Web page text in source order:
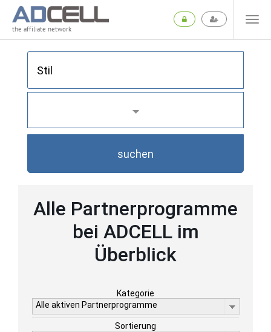
the affiliate network
suchen
Alle Partnerprogramme
bei ADCELL im
Überblick
Kategorie
Alle aktiven Partnerprogramme
Sortierung